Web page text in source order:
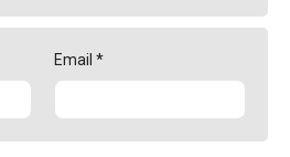
Email *